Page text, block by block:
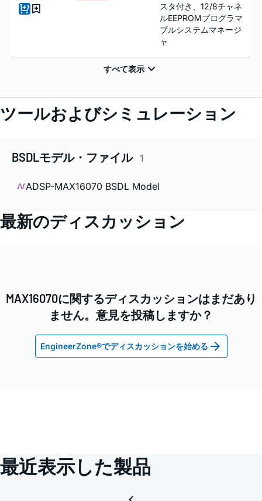
スタ付き、12/8チャネ
ルEEPROMプログラマ
ブルシステムマネージ
ャ
ツールおよびシミュレーション
BSDLモデル・ファイル 1
ADSP-MAX16070 BSDL Model
最新のディスカッション
MAX16070に関するディスカッションはまだあり
ません。意見を投稿しますか？
EngineerZone®でディスカッションを始める
最近表示した製品